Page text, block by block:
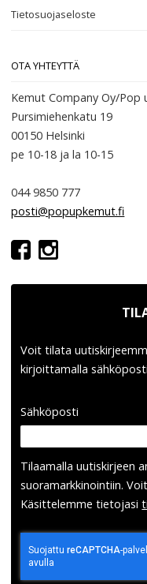
Tietosuojaseloste
OTA YHTEYTTÄ
Kemut Company Oy/Pop
Pursimiehenkatu 19
00150 Helsinki
pe 10-18 ja la 10-15
044 9850 777
posti@popupkemut.fi
Voit tilata
kirjoittamalla
Sähköposti
Tilaamalla uutis­kirjeen
suora­markkinointiin.
Käsittelemme tietojasi